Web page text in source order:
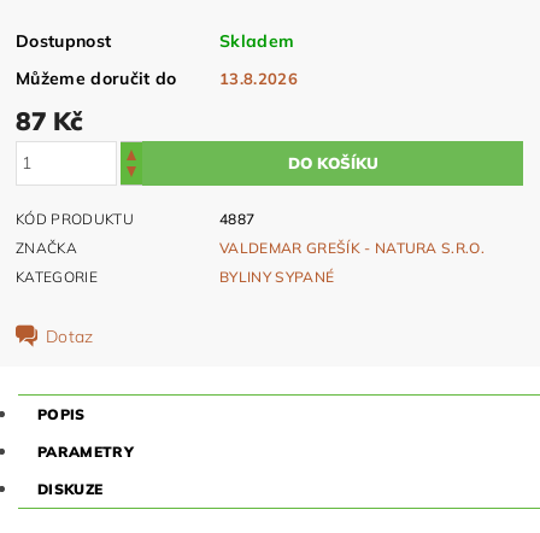
Dostupnost
Skladem
Můžeme doručit do
13.8.2026
87 Kč
KÓD PRODUKTU
4887
ZNAČKA
VALDEMAR GREŠÍK - NATURA S.R.O.
KATEGORIE
BYLINY SYPANÉ
Dotaz
POPIS
PARAMETRY
DISKUZE